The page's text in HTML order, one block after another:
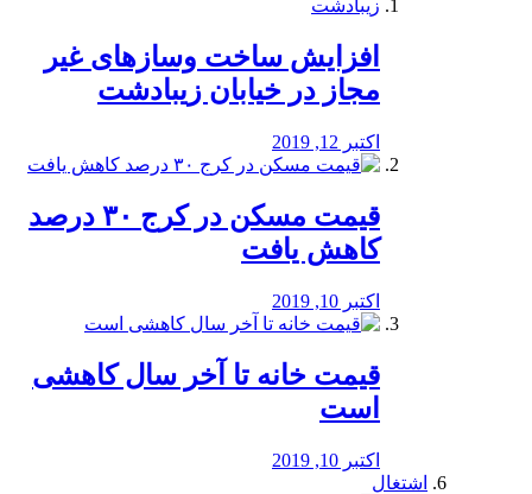
افزایش ساخت وسازهای غیر
مجاز در خیابان زیبادشت
اکتبر 12, 2019
️قیمت مسکن در کرج ۳۰ درصد
کاهش یافت
اکتبر 10, 2019
قیمت خانه تا آخر سال کاهشی
است
اکتبر 10, 2019
اشتغال